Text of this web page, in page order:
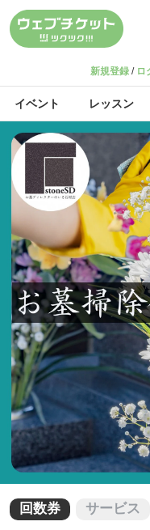
新規登録 / ロ
イベント レッスン
回数券 サービス